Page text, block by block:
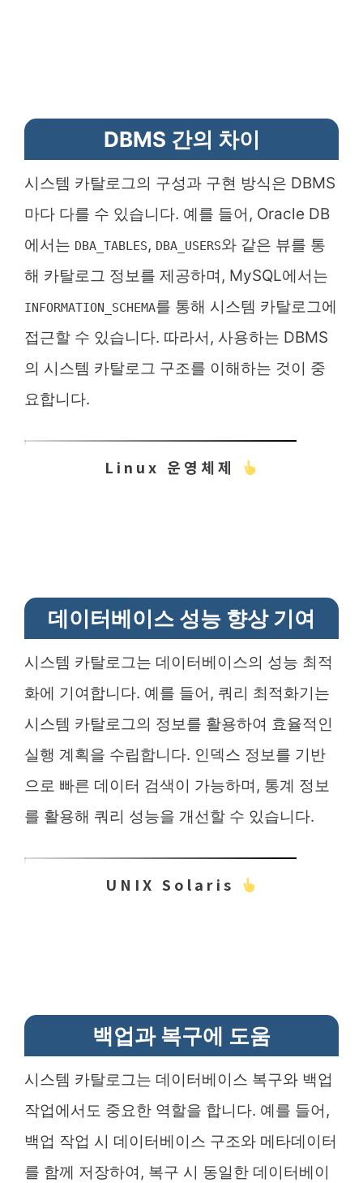
DBMS 간의 차이
시스템 카탈로그의 구성과 구현 방식은 DBMS
마다 다를 수 있습니다. 예를 들어, Oracle DB
에서는 DBA_TABLES, DBA_USERS와 같은 뷰를 통
해 카탈로그 정보를 제공하며, MySQL에서는
INFORMATION_SCHEMA를 통해 시스템 카탈로그에
접근할 수 있습니다. 따라서, 사용하는 DBMS
의 시스템 카탈로그 구조를 이해하는 것이 중
요합니다.
Linux 운영체제
데이터베이스 성능 향상 기여
시스템 카탈로그는 데이터베이스의 성능 최적
화에 기여합니다. 예를 들어, 쿼리 최적화기는
시스템 카탈로그의 정보를 활용하여 효율적인
실행 계획을 수립합니다. 인덱스 정보를 기반
으로 빠른 데이터 검색이 가능하며, 통계 정보
를 활용해 쿼리 성능을 개선할 수 있습니다.
UNIX Solaris
백업과 복구에 도움
시스템 카탈로그는 데이터베이스 복구와 백업
작업에서도 중요한 역할을 합니다. 예를 들어,
백업 작업 시 데이터베이스 구조와 메타데이터
를 함께 저장하여, 복구 시 동일한 데이터베이